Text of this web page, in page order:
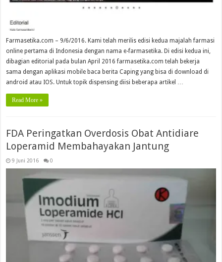
Farmasetika.com – 9/6/2016. Kami telah merilis edisi kedua majalah farmasi
online pertama di Indonesia dengan nama e-farmasetika. Di edisi kedua ini,
dibagian editorial pada bulan April 2016 farmasetika.com telah bekerja
sama dengan aplikasi mobile baca berita Caping yang bisa di download di
android atau IOS. Untuk topik dispensing diisi beberapa artikel …
Read More »
FDA Peringatkan Overdosis Obat Antidiare
Loperamid Membahayakan Jantung
9 Juni 2016 0